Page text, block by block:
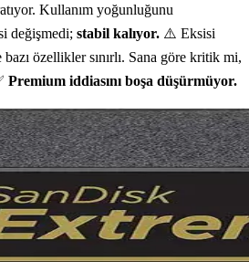
Kullanım yoğunluğunu
değişmedi; stabil kalıyor. ⚠️ Eksisi
özellikler sınırlı. Sana göre kritik mi,
Premium iddiasını boşa düşürmüyor.